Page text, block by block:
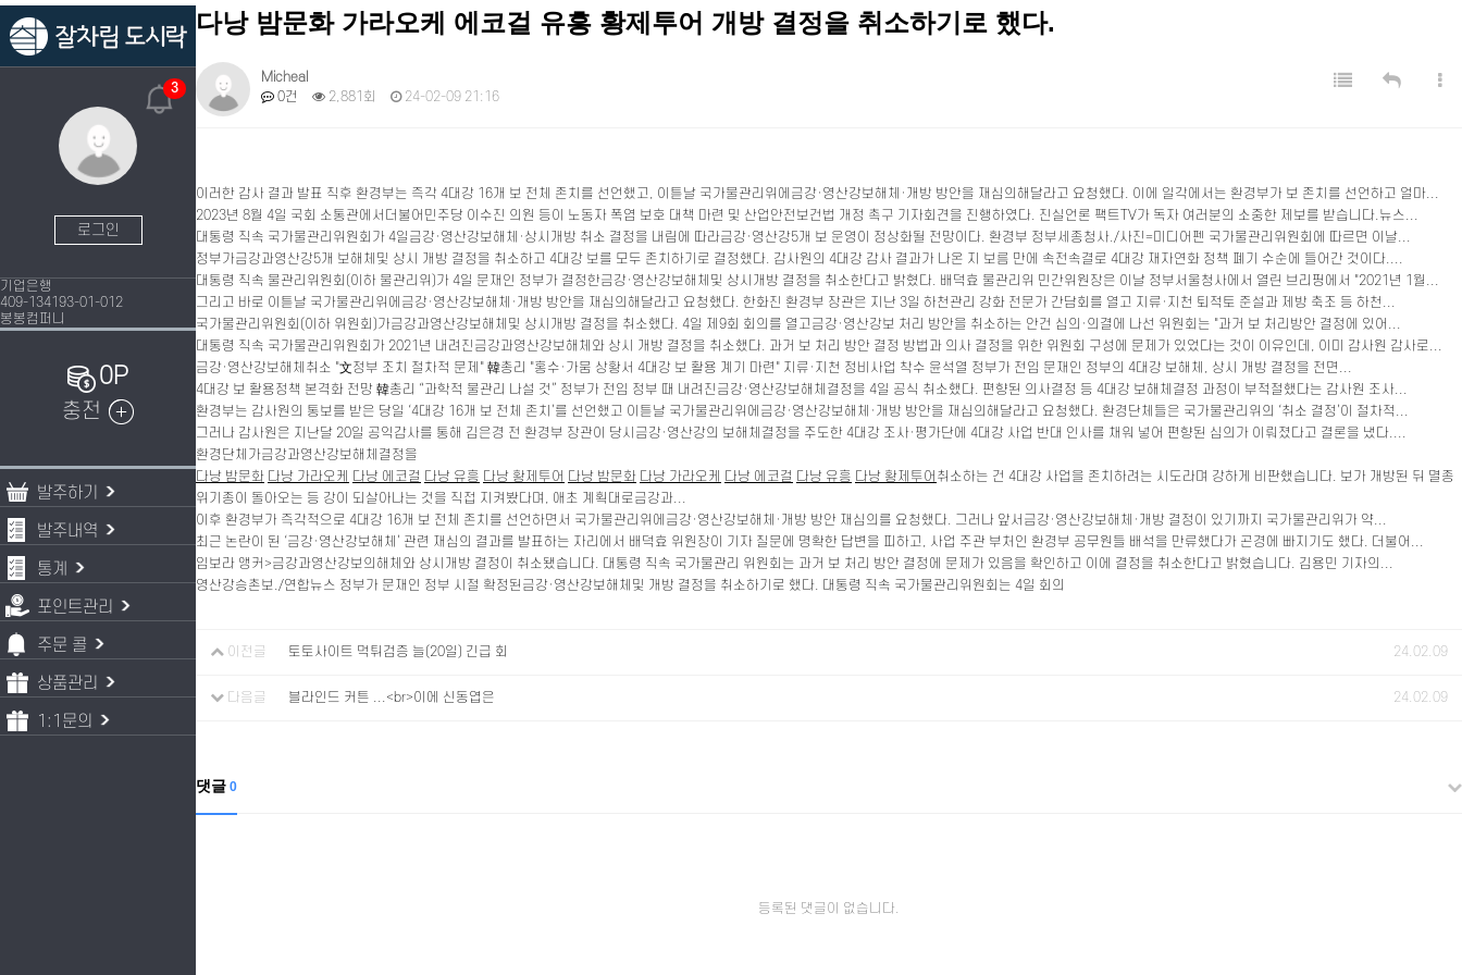
3
로그인
기업은행
409-134193-01-012
봉봉컴퍼니
0P
충전
발주하기
발주내역
통계
포인트관리
주문 콜
상품관리
1:1문의
다낭 밤문화 가라오케 에코걸 유흥 황제투어 개방 결정을 취소하기로 했다.
Micheal
0건
2,881회 24-02-09 21:16
이러한 감사 결과 발표 직후 환경부는 즉각 4대강 16개 보 전체 존치를 선언했고, 이튿날 국가물관리위에금강·영산강보해체·개방 방안을 재심의해달라고 요청했다. 이에 일각에서는 환경부가 보 존치를 선언하고 얼마...
2023년 8월 4일 국회 소통관에서더불어민주당 이수진 의원 등이 노동자 폭염 보호 대책 마련 및 산업안전보건법 개정 촉구 기자회견을 진행하였다. 진실언론 팩트TV가 독자 여러분의 소중한 제보를 받습니다.뉴스...
대통령 직속 국가물관리위원회가 4일금강·영산강보해체·상시개방 취소 결정을 내림에 따라금강·영산강5개 보 운영이 정상화될 전망이다. 환경부 정부세종청사./사진=미디어펜 국가물관리위원회에 따르면 이날...
정부가금강과영산강5개 보해체및 상시 개방 결정을 취소하고 4대강 보를 모두 존치하기로 결정했다. 감사원의 4대강 감사 결과가 나온 지 보름 만에 속전속결로 4대강 재자연화 정책 폐기 수순에 들어간 것이다....
대통령 직속 물관리위원회(이하 물관리위)가 4일 문재인 정부가 결정한금강·영산강보해체및 상시개방 결정을 취소한다고 밝혔다. 배덕효 물관리위 민간위원장은 이날 정부서울청사에서 열린 브리핑에서 "2021년 1월...
그리고 바로 이튿날 국가물관리위에금강·영산강보해체·개방 방안을 재심의해달라고 요청했다. 한화진 환경부 장관은 지난 3일 하천관리 강화 전문가 간담회를 열고 지류·지천 퇴적토 준설과 제방 축조 등 하천...
국가물관리위원회(이하 위원회)가금강과영산강보해체및 상시개방 결정을 취소했다. 4일 제9회 회의를 열고금강·영산강보 처리 방안을 취소하는 안건 심의·의결에 나선 위원회는 "과거 보 처리방안 결정에 있어...
대통령 직속 국가물관리위원회가 2021년 내려진금강과영산강보해체와 상시 개방 결정을 취소했다. 과거 보 처리 방안 결정 방법과 의사 결정을 위한 위원회 구성에 문제가 있었다는 것이 이유인데, 이미 감사원 감사로...
금강·영산강보해체취소 "文정부 조치 절차적 문제" 韓총리 "홍수·가뭄 상황서 4대강 보 활용 계기 마련" 지류·지천 정비사업 착수 윤석열 정부가 전임 문재인 정부의 4대강 보해체, 상시 개방 결정을 전면...
4대강 보 활용정책 본격화 전망 韓총리 “과학적 물관리 나설 것” 정부가 전임 정부 때 내려진금강·영산강보해체결정을 4일 공식 취소했다. 편향된 의사결정 등 4대강 보해체결정 과정이 부적절했다는 감사원 조사...
환경부는 감사원의 통보를 받은 당일 ‘4대강 16개 보 전체 존치’를 선언했고 이튿날 국가물관리위에금강·영산강보해체·개방 방안을 재심의해달라고 요청했다. 환경단체들은 국가물관리위의 ‘취소 결정’이 절차적...
그러나 감사원은 지난달 20일 공익감사를 통해 김은경 전 환경부 장관이 당시금강·영산강의 보해체결정을 주도한 4대강 조사·평가단에 4대강 사업 반대 인사를 채워 넣어 편향된 심의가 이뤄졌다고 결론을 냈다....
환경단체가금강과영산강보해체결정을
다낭 밤문화 다낭 가라오케 다낭 에코걸 다낭 유흥 다낭 황제투어 다낭 밤문화 다낭 가라오케 다낭 에코걸 다낭 유흥 다낭 황제투어 취소하는 건 4대강 사업을 존치하려는 시도라며 강하게 비판했습니다. 보가 개방된 뒤 멸종
위기종이 돌아오는 등 강이 되살아나는 것을 직접 지켜봤다며, 애초 계획대로금강과...
이후 환경부가 즉각적으로 4대강 16개 보 전체 존치를 선언하면서 국가물관리위에금강·영산강보해체·개방 방안 재심의를 요청했다. 그러나 앞서금강·영산강보해체·개방 결정이 있기까지 국가물관리위가 약...
최근 논란이 된 ‘금강·영산강보해체’ 관련 재심의 결과를 발표하는 자리에서 배덕효 위원장이 기자 질문에 명확한 답변을 피하고, 사업 주관 부처인 환경부 공무원들 배석을 만류했다가 곤경에 빠지기도 했다. 더불어...
임보라 앵커>금강과영산강보의해체와 상시개방 결정이 취소됐습니다. 대통령 직속 국가물관리 위원회는 과거 보 처리 방안 결정에 문제가 있음을 확인하고 이에 결정을 취소한다고 밝혔습니다. 김용민 기자의...
영산강승촌보./연합뉴스 정부가 문재인 정부 시절 확정된금강·영산강보해체및 개방 결정을 취소하기로 했다. 대통령 직속 국가물관리위원회는 4일 회의
이전글 토토사이트 먹튀검증 늘(20일) 긴급 회 24.02.09
다음글 블라인드 커튼 ...<br>이에 신동엽은 24.02.09
댓글 0
등록된 댓글이 없습니다.